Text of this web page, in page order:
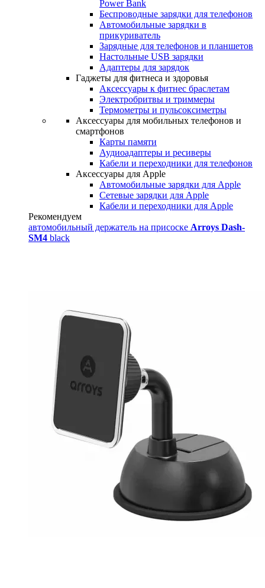
Power Bank
Беспроводные зарядки для телефонов
Автомобильные зарядки в
прикуриватель
Зарядные для телефонов и планшетов
Настольные USB зарядки
Адаптеры для зарядок
Гаджеты для фитнеса и здоровья
Аксессуары к фитнес браслетам
Электробритвы и триммеры
Термометры и пульсоксиметры
Аксессуары для мобильных телефонов и
смартфонов
Карты памяти
Аудиоадаптеры и ресиверы
Кабели и переходники для телефонов
Аксессуары для Apple
Автомобильные зарядки для Apple
Сетевые зарядки для Apple
Кабели и переходники для Apple
Рекомендуем
автомобильный держатель на присоске Arroys Dash-
SM4 black